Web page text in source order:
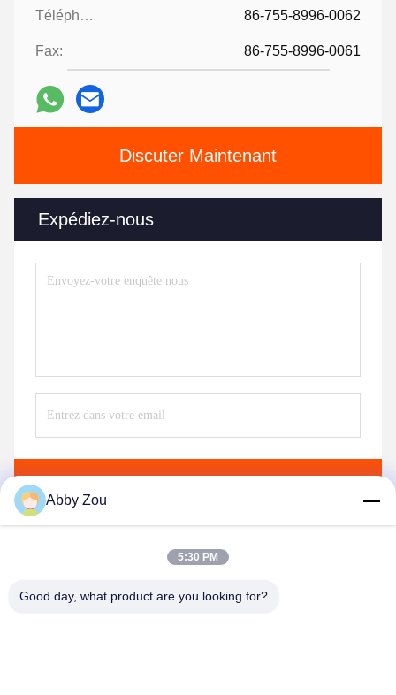
Téléphone: 86-755-8996-0062
Fax: 86-755-8996-0061
Discuter Maintenant
Expédiez-nous
Abby Zou
5:30 PM
Good day, what product are you looking for?